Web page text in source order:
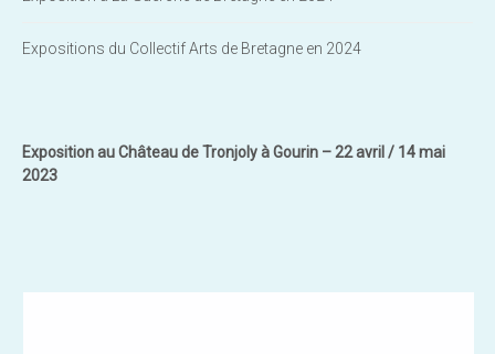
Expositions du Collectif Arts de Bretagne en 2024
Exposition au Château de Tronjoly à Gourin – 22 avril / 14 mai
2023